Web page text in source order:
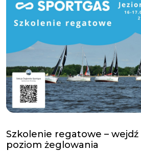
Szkolenie regatowe – wejdź
poziom żeglowania